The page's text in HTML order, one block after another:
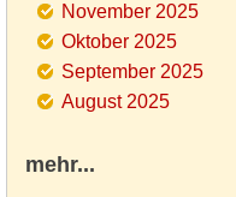
November 2025
Oktober 2025
September 2025
August 2025
mehr...